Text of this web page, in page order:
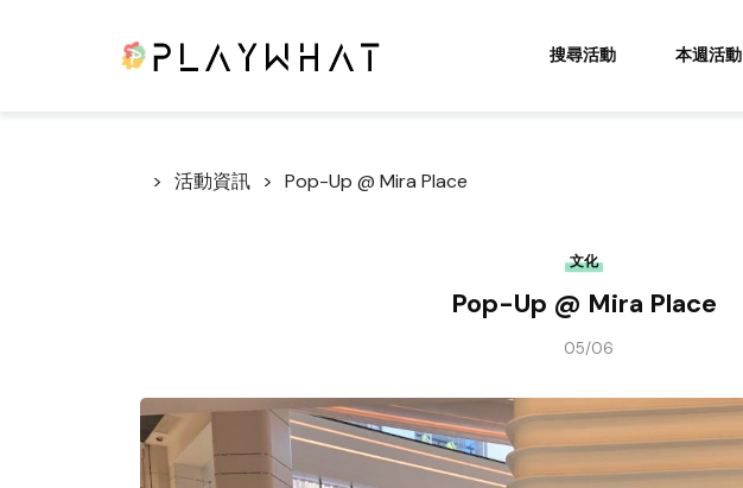
搜尋活動 本週活動
活動資訊 Pop-Up @ Mira Place
文化
Pop-Up @ Mira Place
05/06